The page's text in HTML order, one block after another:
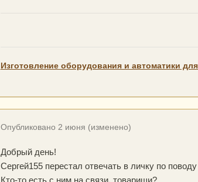
Изготовление оборудования и автоматики
Опубликовано 2 июня (изменено)
Добрый день!
Сергей155 перестал отвечать в личку по
Кто-то есть с ним на связи, товарищи?